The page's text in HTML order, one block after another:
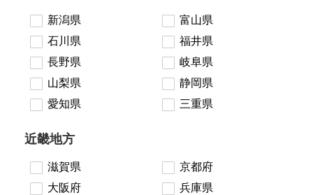
新潟県
富山県
石川県
福井県
長野県
岐阜県
山梨県
静岡県
愛知県
三重県
近畿地方
滋賀県
京都府
大阪府
兵庫県